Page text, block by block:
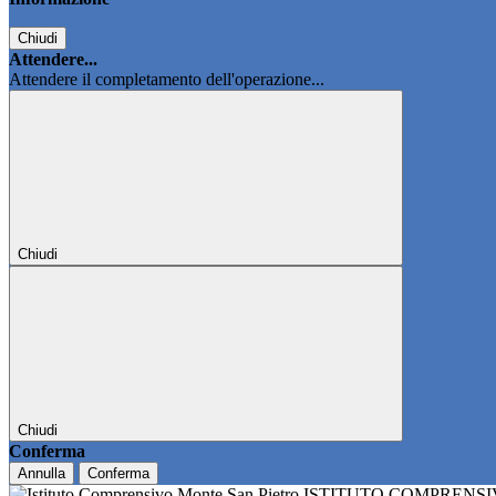
Chiudi
Attendere...
Attendere il completamento dell'operazione...
Chiudi
Chiudi
Conferma
Annulla Conferma